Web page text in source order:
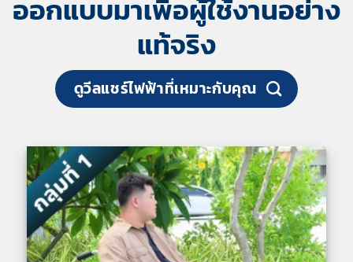
ออกแบบมาเพื่อผู้ใช้งานอย่าง
แท้จริง
ดูวีลแชร์ไฟฟ้าที่เหมาะกับคุณ